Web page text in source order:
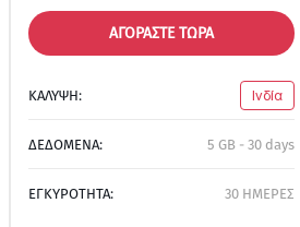
ΑΓΟΡΑΣΤΕ ΤΩΡΑ
ΚΑΛΥΨΗ: Ινδία
ΔΕΔΟΜΕΝΑ: 5 GB - 30 days
ΕΓΚΥΡΟΤΗΤΑ: 30 ΗΜΕΡΕΣ